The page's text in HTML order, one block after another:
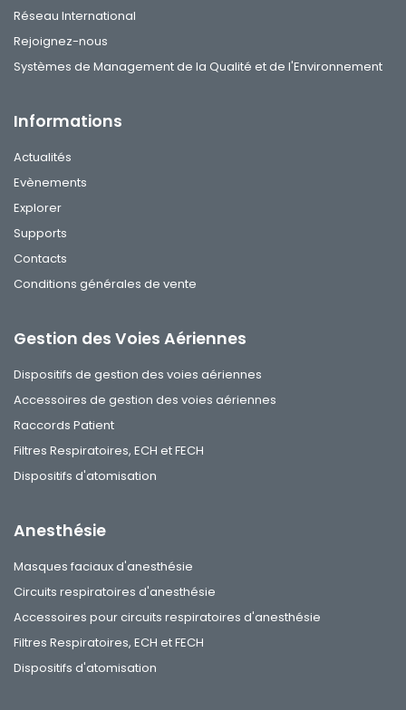
Réseau International
Rejoignez-nous
Systèmes de Management de la Qualité et de l'Environnement
Informations
Actualités
Evènements
Explorer
Supports
Contacts
Conditions générales de vente
Gestion des Voies Aériennes
Dispositifs de gestion des voies aériennes
Accessoires de gestion des voies aériennes
Raccords Patient
Filtres Respiratoires, ECH et FECH
Dispositifs d'atomisation
Anesthésie
Masques faciaux d'anesthésie
Circuits respiratoires d'anesthésie
Accessoires pour circuits respiratoires d'anesthésie
Filtres Respiratoires, ECH et FECH
Dispositifs d'atomisation